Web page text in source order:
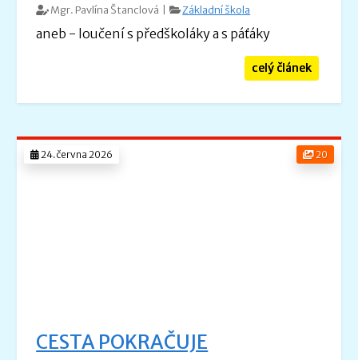
Mgr. Pavlína Štanclová | Základní škola
aneb - loučení s předškoláky a s páťáky
celý článek
20
24.června 2026
CESTA POKRAČUJE